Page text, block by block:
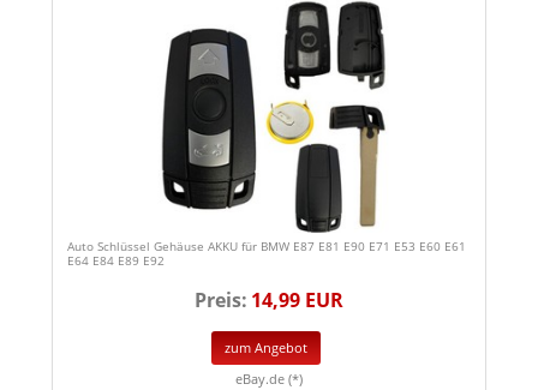
Auto Schlüssel Gehäuse AKKU für BMW E87 E81 E90 E71 E53 E60 E61
E64 E84 E89 E92
Preis: 14,99 EUR
zum Angebot
eBay.de (*)